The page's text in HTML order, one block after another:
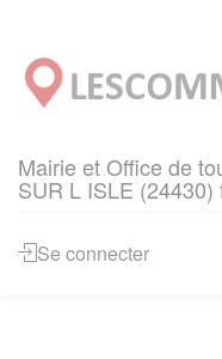
Mairie et Office de
SUR L ISLE (24430)
Se connecter